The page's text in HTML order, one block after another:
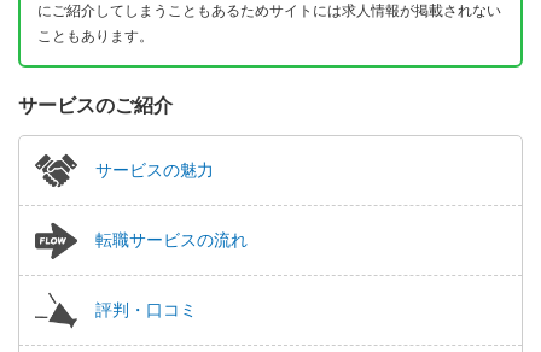
にご紹介してしまうこともあるためサイトには求人情報が掲載されない
こともあります。
サービスのご紹介
サービスの魅力
転職サービスの流れ
評判・口コミ